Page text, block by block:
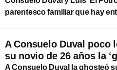
parentesco familiar que hay
A Consuelo Duval poco
su novio de 26 años la
A Consuelo Duval la ghosteó